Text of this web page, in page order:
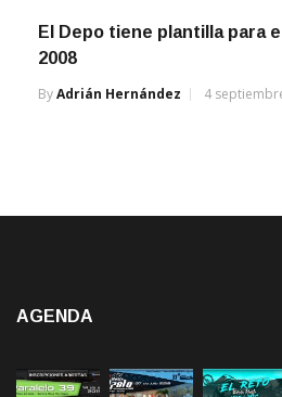
El Depo tiene plantilla para
2008
ByAdrián Hernández 4
AGENDA